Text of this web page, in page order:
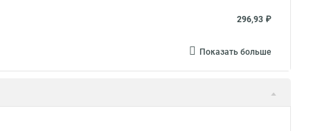
296,93 ₽
Показать больше